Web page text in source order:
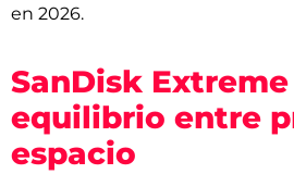
en 2026.
SanDisk Extreme
equilibrio entre
espacio